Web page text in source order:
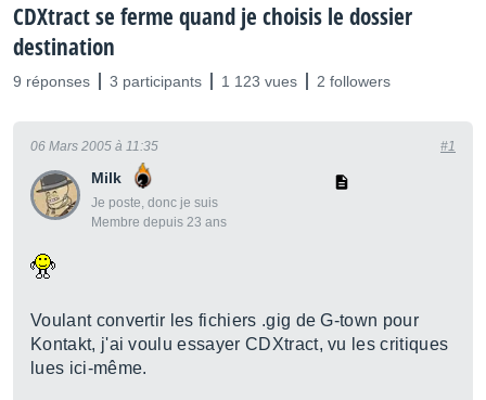
CDXtract se ferme quand je choisis le dossier
destination
9 réponses 3 participants 1 123 vues 2 followers
Milk
Je poste, donc je suis
Membre depuis 23 ans
06 Mars 2005 à 11:35 #1
Voulant convertir les fichiers .gig de G-town pour
Kontakt, j'ai voulu essayer CDXtract, vu les critiques
lues ici-même.